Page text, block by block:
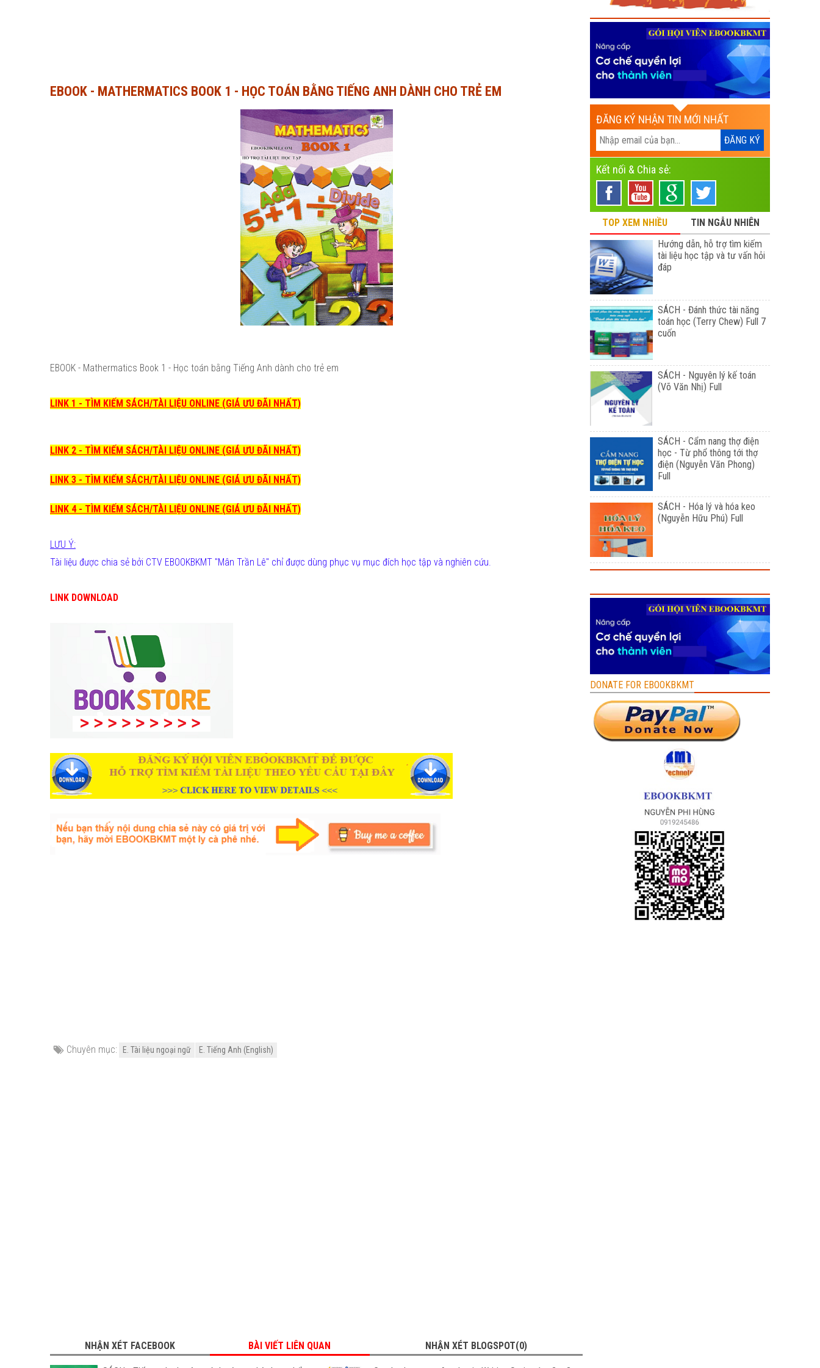
EBOOK - MATHERMATICS BOOK 1 - HỌC TOÁN BẰNG TIẾNG ANH DÀNH CHO TRẺ EM
EBOOK - Mathermatics Book 1 - Học toán bằng Tiếng Anh dành cho trẻ em
LINK 1 - TÌM KIẾM SÁCH/TÀI LIỆU ONLINE (GIÁ ƯU ĐÃI NHẤT)
LINK 2 - TÌM KIẾM SÁCH/TÀI LIỆU ONLINE (GIÁ ƯU ĐÃI NHẤT)
LINK 3 - TÌM KIẾM SÁCH/TÀI LIỆU ONLINE (GIÁ ƯU ĐÃI NHẤT)
LINK 4 - TÌM KIẾM SÁCH/TÀI LIỆU ONLINE (GIÁ ƯU ĐÃI NHẤT)
LƯU Ý:
Tài liệu được chia sẻ bởi CTV EBOOKBKMT "Mân Trần Lê" chỉ được dùng phục vụ mục đích học tập và nghiên cứu.
LINK DOWNLOAD
Chuyên mục: E. Tài liệu ngoại ngữ E. Tiếng Anh (English)
NHẬN XÉT FACEBOOK BÀI VIẾT LIÊN QUAN NHẬN XÉT BLOGSPOT(0)
ĐĂNG KÝ NHẬN TIN MỚI NHẤT
Kết nối & Chia sẻ:
TOP XEM NHIỀU
TIN NGẪU NHIÊN
Hướng dẫn, hỗ trợ tìm kiếm
tài liệu học tập và tư vấn hỏi
đáp
SÁCH - Đánh thức tài năng
toán học (Terry Chew) Full 7
cuốn
SÁCH - Nguyên lý kế toán
(Võ Văn Nhị) Full
SÁCH - Cẩm nang thợ điện
học - Từ phổ thông tới thợ
điện (Nguyễn Văn Phong)
Full
SÁCH - Hóa lý và hóa keo
(Nguyễn Hữu Phú) Full
DONATE FOR EBOOKBKMT